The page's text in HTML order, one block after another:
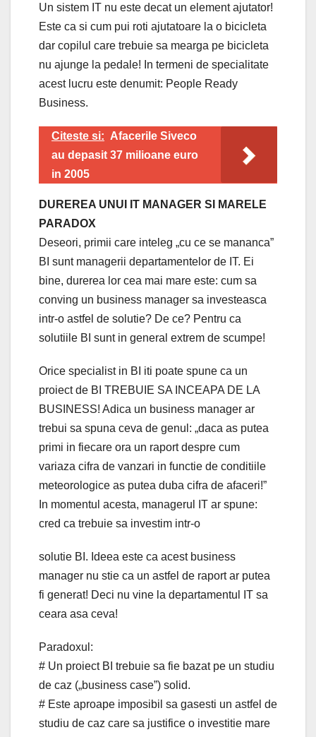
Un sistem IT nu este decat un element ajutator!
Este ca si cum pui roti ajutatoare la o bicicleta
dar copilul care trebuie sa mearga pe bicicleta
nu ajunge la pedale! In termeni de specialitate
acest lucru este denumit: People Ready
Business.
Citeste si: Afacerile Siveco
au depasit 37 milioane euro
in 2005
DUREREA UNUI IT MANAGER SI MARELE
PARADOX
Deseori, primii care inteleg „cu ce se mananca”
BI sunt managerii departamentelor de IT. Ei
bine, durerea lor cea mai mare este: cum sa
conving un business manager sa investeasca
intr-o astfel de solutie? De ce? Pentru ca
solutiile BI sunt in general extrem de scumpe!
Orice specialist in BI iti poate spune ca un
proiect de BI TREBUIE SA INCEAPA DE LA
BUSINESS! Adica un business manager ar
trebui sa spuna ceva de genul: „daca as putea
primi in fiecare ora un raport despre cum
variaza cifra de vanzari in functie de conditiile
meteorologice as putea duba cifra de afaceri!”
In momentul acesta, managerul IT ar spune:
cred ca trebuie sa investim intr-o
solutie BI. Ideea este ca acest business
manager nu stie ca un astfel de raport ar putea
fi generat! Deci nu vine la departamentul IT sa
ceara asa ceva!
Paradoxul:
# Un proiect BI trebuie sa fie bazat pe un studiu
de caz („business case”) solid.
# Este aproape imposibil sa gasesti un astfel de
studiu de caz care sa justifice o investitie mare